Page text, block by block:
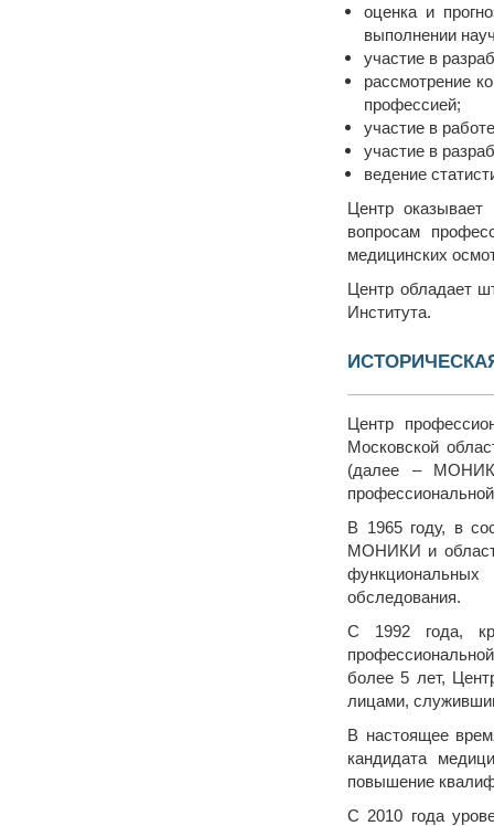
оценка и
выполнении
участие в
рассмотрение
профессией;
участие в
участие в
ведение
Центр оказывает
вопросам
медицинских
Центр обладает
Института.
Центр
Московской
(далее –
В 1965 году, в
МОНИКИ и
обследования.
С 1992 года,
более 5 лет,
лицами,
В настоящее
кандидата
повышение
С 2010 года